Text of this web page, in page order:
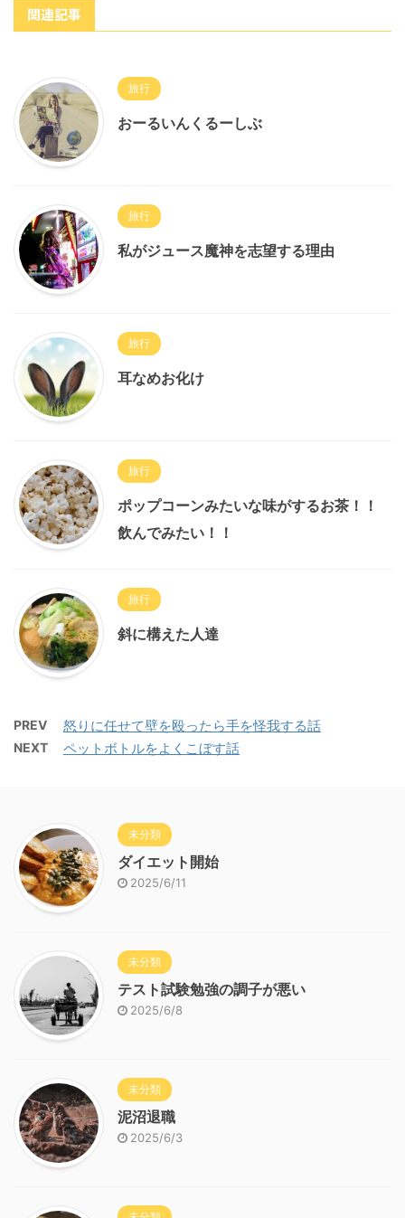
関連記事
旅行
おーるいんくるーしぶ
旅行
私がジュース魔神を志望する理由
旅行
耳なめお化け
旅行
ポップコーンみたいな味がするお茶！！
飲んでみたい！！
旅行
斜に構えた人達
PREV 怒りに任せて壁を殴ったら手を怪我する話
NEXT ペットボトルをよくこぼす話
未分類
ダイエット開始
2025/6/11
未分類
テスト試験勉強の調子が悪い
2025/6/8
未分類
泥沼退職
2025/6/3